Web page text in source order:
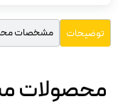
توضیحات مشخصات
محصولات